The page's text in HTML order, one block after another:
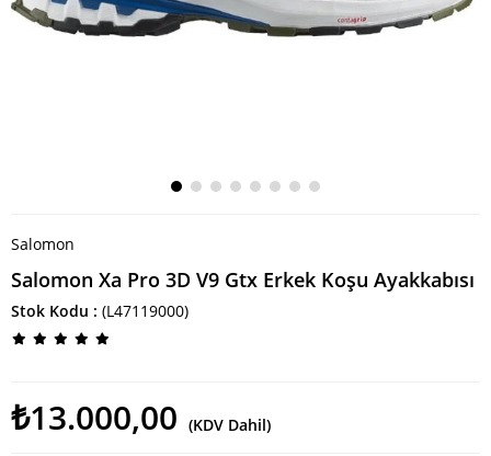
Salomon
Salomon Xa Pro 3D V9 Gtx Erkek Koşu Ayakkabısı
Stok Kodu (L47119000)
₺13.000,00 (KDV Dahil)